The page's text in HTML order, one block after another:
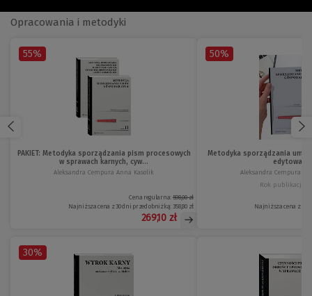
Opracowania i metodyki
55%
PAKIET: Metodyka sporządzania pism procesowych
w sprawach karnych, cyw...
Aleksandra Cempura Anna Kasolik
Cena regularna:598,00 zł
Najniższa cena z 30 dni przed obniżką: 358,80 zł
269,10 zł
50%
Metodyka sporządzania
edytowa...
Aleksandra Cempura
Rok publikacji:
Najniższa cena z 30
30%